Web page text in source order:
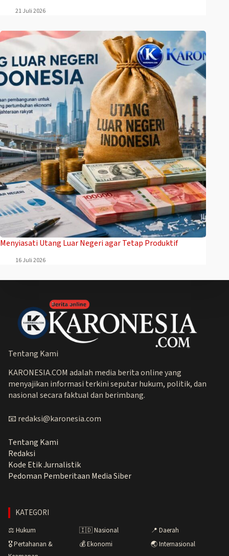
21 Juli 2026
Menyiasati Utang Luar Negeri agar Tetap Produktif
16 Juli 2026
Tentang Kami
KARONESIA.COM adalah media berita online yang
menyajikan informasi terkini seputar hukum, politik, dan
nasional secara faktual dan berimbang.
📧 redaksi@karonesia.com
Tentang Kami
Redaksi
Kode Etik Jurnalistik
Pedoman Pemberitaan Media Siber
KATEGORI
⚖️ Hukum 🇮🇩 Nasional
📍 Daerah
🎖️ Pertahanan &
💰 Ekonomi 🌏 Internasional